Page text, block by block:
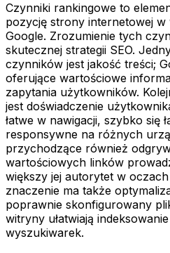
Czynniki rankingowe to
pozycję strony internetowej
Google. Zrozumienie tych
skutecznej strategii SEO.
czynników jest jakość treści;
oferujące wartościowe
zapytania użytkowników.
jest doświadczenie
łatwe w nawigacji, szybko się
responsywne na różnych
przychodzące również
wartościowych linków
większy jej autorytet w
znaczenie ma także
poprawnie skonfigurowany
witryny ułatwiają
wyszukiwarek.